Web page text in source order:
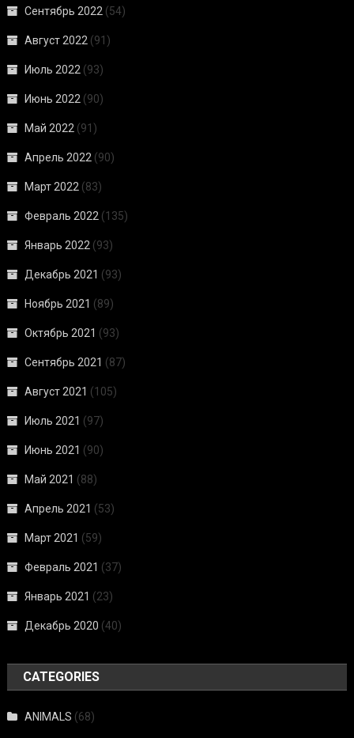
Сентябрь 2022 (54)
Август 2022 (91)
Июль 2022 (93)
Июнь 2022 (90)
Май 2022 (91)
Апрель 2022 (90)
Март 2022 (83)
Февраль 2022 (135)
Январь 2022 (93)
Декабрь 2021 (93)
Ноябрь 2021 (89)
Октябрь 2021 (93)
Сентябрь 2021 (87)
Август 2021 (105)
Июль 2021 (97)
Июнь 2021 (90)
Май 2021 (88)
Апрель 2021 (53)
Март 2021 (59)
Февраль 2021 (37)
Январь 2021 (23)
Декабрь 2020 (40)
CATEGORIES
ANIMALS (68)